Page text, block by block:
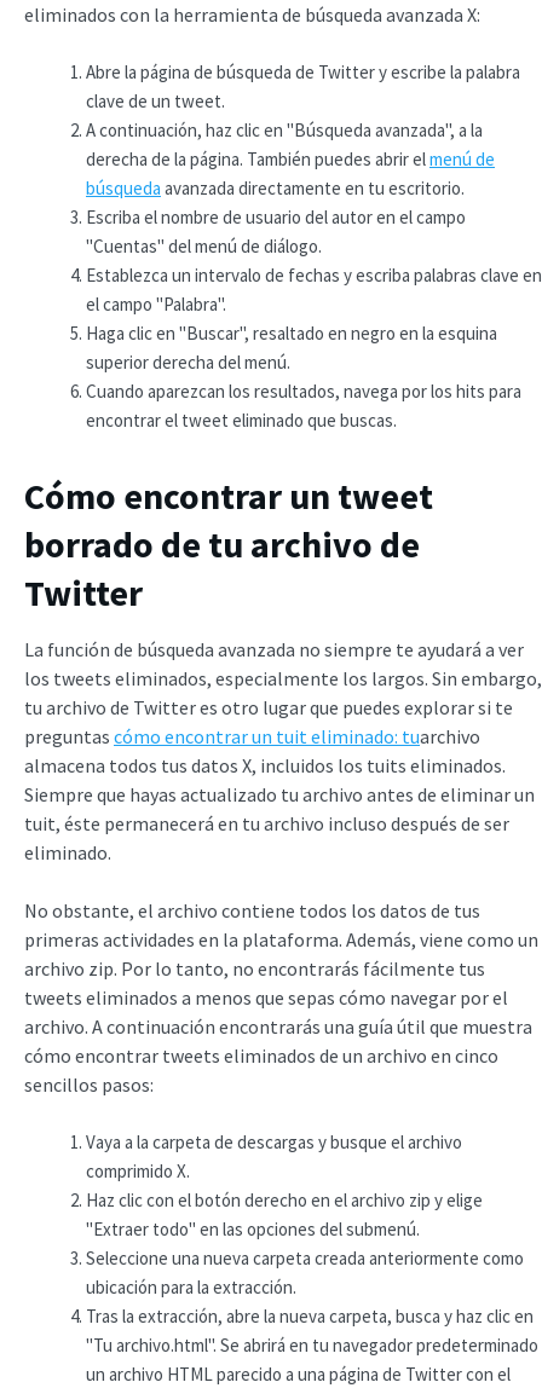
eliminados con la herramienta de búsqueda avanzada X:
Abre la página de búsqueda de Twitter y escribe la palabra
clave de un tweet.
A continuación, haz clic en "Búsqueda avanzada", a la
derecha de la página. También puedes abrir elmenú de
búsqueda avanzada directamente en tu escritorio.
Escriba el nombre de usuario del autor en el campo
"Cuentas" del menú de diálogo.
Establezca un intervalo de fechas y escriba palabras clave en
el campo "Palabra".
Haga clic en "Buscar", resaltado en negro en la esquina
superior derecha del menú.
Cuando aparezcan los resultados, navega por los hits para
encontrar el tweet eliminado que buscas.
Cómo encontrar un tweet
borrado de tu archivo de
Twitter
La función de búsqueda avanzada no siempre te ayudará a ver
los tweets eliminados, especialmente los largos. Sin embargo,
tu archivo de Twitter es otro lugar que puedes explorar si te
preguntas cómo encontrar un tuit eliminado: tuarchivo
almacena todos tus datos X, incluidos los tuits eliminados.
Siempre que hayas actualizado tu archivo antes de eliminar un
tuit, éste permanecerá en tu archivo incluso después de ser
eliminado.
No obstante, el archivo contiene todos los datos de tus
primeras actividades en la plataforma. Además, viene como un
archivo zip. Por lo tanto, no encontrarás fácilmente tus
tweets eliminados a menos que sepas cómo navegar por el
archivo. A continuación encontrarás una guía útil que muestra
cómo encontrar tweets eliminados de un archivo en cinco
sencillos pasos:
Vaya a la carpeta de descargas y busque el archivo
comprimido X.
Haz clic con el botón derecho en el archivo zip y elige
"Extraer todo" en las opciones del submenú.
Seleccione una nueva carpeta creada anteriormente como
ubicación para la extracción.
Tras la extracción, abre la nueva carpeta, busca y haz clic en
"Tu archivo.html". Se abrirá en tu navegador predeterminado
un archivo HTML parecido a una página de Twitter con el